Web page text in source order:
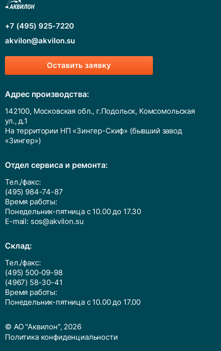
Оставить заявку
+7 (495) 925-7220
akvilon@akvilon.su
Адрес производства:
142100, Московская обл., г.Подольск, Комсомольская
ул., д.1
На территории НП «Зингер-Скиф» (бывший завод
«Зингер»)
Отдел сервиса и ремонта:
Тел./факс:
(495) 984-74-87
Время работы:
Понедельник-пятница с 10.00 до 17.30
E-mail: sos@akvilon.su
Cклад:
Тел./факс:
(495) 500-09-98
(4967) 58-30-41
Время работы:
Понедельник-пятница с 10.00 до 17.00
© АО "Аквилон", 2026
Политика конфиденциальности